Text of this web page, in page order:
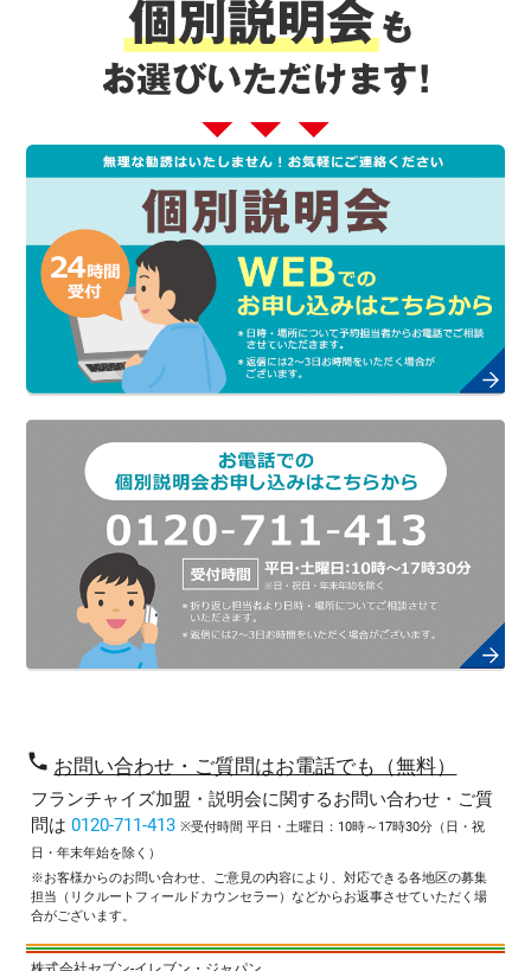
phone お問い合わせ・ご質問はお電話でも（無料）
フランチャイズ加盟・説明会に関するお問い合わせ・ご質
問は 0120-711-413 ※受付時間 平日・土曜日：10時～17時30分（日・祝
日・年末年始を除く）
※お客様からのお問い合わせ、ご意見の内容により、対応できる各地区の募集
担当（リクルートフィールドカウンセラー）などからお返事させていただく場
合がございます。